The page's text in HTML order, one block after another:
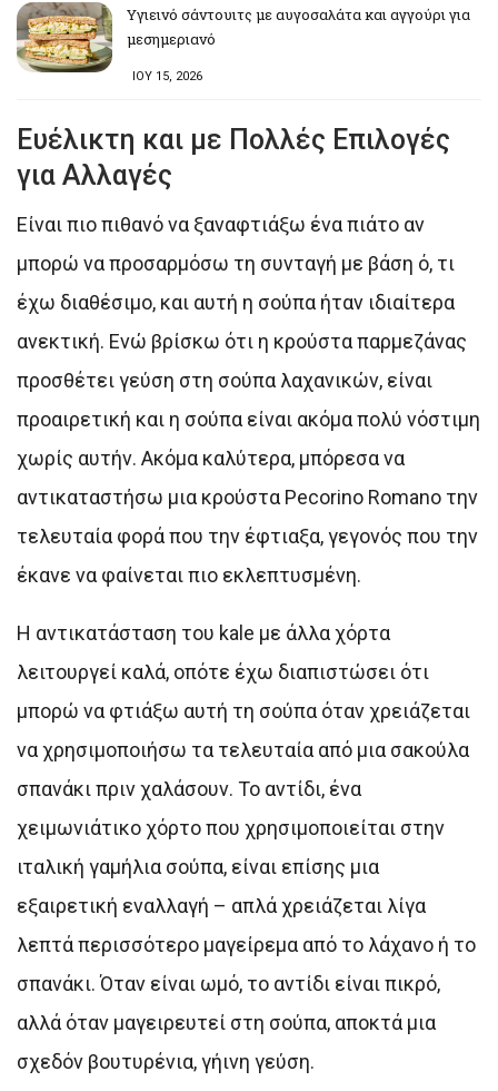
Υγιεινό σάντουιτς με αυγοσαλάτα και αγγούρι για
μεσημεριανό
ΙΟΥ 15, 2026
Ευέλικτη και με Πολλές Επιλογές
για Αλλαγές
Είναι πιο πιθανό να ξαναφτιάξω ένα πιάτο αν
μπορώ να προσαρμόσω τη συνταγή με βάση ό, τι
έχω διαθέσιμο, και αυτή η σούπα ήταν ιδιαίτερα
ανεκτική. Ενώ βρίσκω ότι η κρούστα παρμεζάνας
προσθέτει γεύση στη σούπα λαχανικών, είναι
προαιρετική και η σούπα είναι ακόμα πολύ νόστιμη
χωρίς αυτήν. Ακόμα καλύτερα, μπόρεσα να
αντικαταστήσω μια κρούστα Pecorino Romano την
τελευταία φορά που την έφτιαξα, γεγονός που την
έκανε να φαίνεται πιο εκλεπτυσμένη.
Η αντικατάσταση του kale με άλλα χόρτα
λειτουργεί καλά, οπότε έχω διαπιστώσει ότι
μπορώ να φτιάξω αυτή τη σούπα όταν χρειάζεται
να χρησιμοποιήσω τα τελευταία από μια σακούλα
σπανάκι πριν χαλάσουν. Το αντίδι, ένα
χειμωνιάτικο χόρτο που χρησιμοποιείται στην
ιταλική γαμήλια σούπα, είναι επίσης μια
εξαιρετική εναλλαγή – απλά χρειάζεται λίγα
λεπτά περισσότερο μαγείρεμα από το λάχανο ή το
σπανάκι. Όταν είναι ωμό, το αντίδι είναι πικρό,
αλλά όταν μαγειρευτεί στη σούπα, αποκτά μια
σχεδόν βουτυρένια, γήινη γεύση.